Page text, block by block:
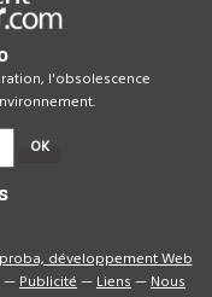
l'obsolescence
OK
développement Web
—Publicité—Liens—Nous